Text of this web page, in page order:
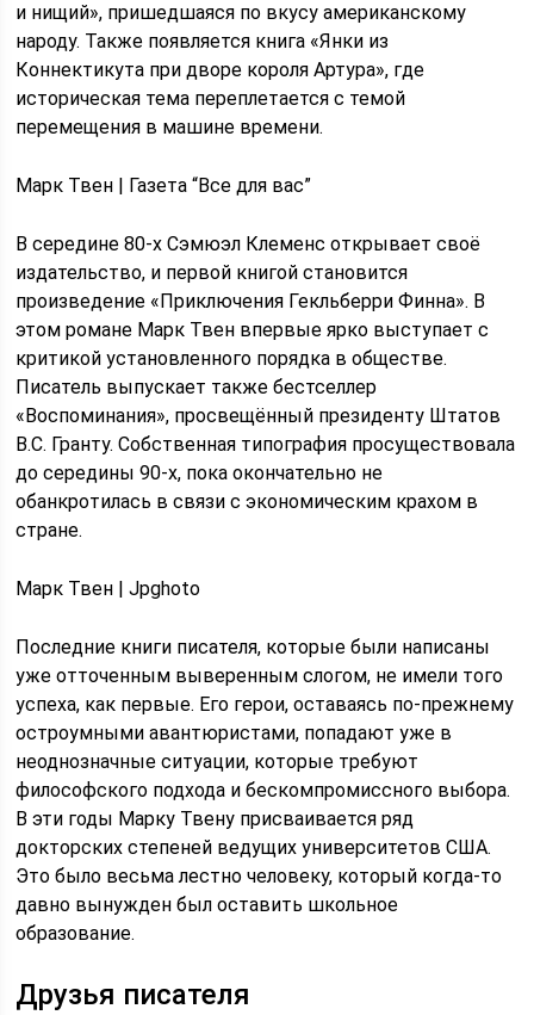
и нищий», пришедшаяся по вкусу американскому
народу. Также появляется книга «Янки из
Коннектикута при дворе короля Артура», где
историческая тема переплетается с темой
перемещения в машине времени.
Марк Твен | Газета “Все для вас”
В середине 80-х Сэмюэл Клеменс открывает своё
издательство, и первой книгой становится
произведение «Приключения Гекльберри Финна». В
этом романе Марк Твен впервые ярко выступает с
критикой установленного порядка в обществе.
Писатель выпускает также бестселлер
«Воспоминания», просвещённый президенту Штатов
В.С. Гранту. Собственная типография просуществовала
до середины 90-х, пока окончательно не
обанкротилась в связи с экономическим крахом в
стране.
Марк Твен | Jpghoto
Последние книги писателя, которые были написаны
уже отточенным выверенным слогом, не имели того
успеха, как первые. Его герои, оставаясь по-прежнему
остроумными авантюристами, попадают уже в
неоднозначные ситуации, которые требуют
философского подхода и бескомпромиссного выбора.
В эти годы Марку Твену присваивается ряд
докторских степеней ведущих университетов США.
Это было весьма лестно человеку, который когда-то
давно вынужден был оставить школьное
образование.
Друзья писателя